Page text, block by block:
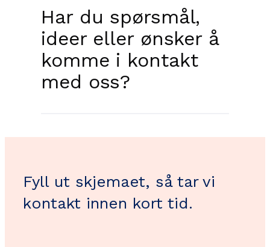
Har du spørsmål,
ideer eller ønsker å
komme i kontakt
med oss?
Fyll ut skjemaet, så tar vi
kontakt innen kort tid.